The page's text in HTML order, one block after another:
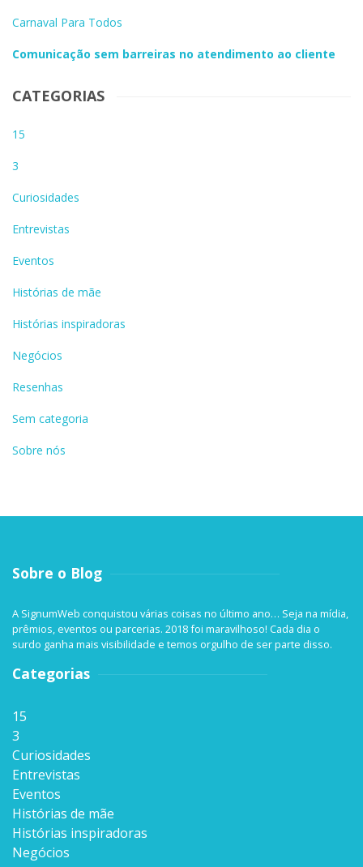
Carnaval Para Todos
Comunicação sem barreiras no atendimento ao cliente
CATEGORIAS
15
3
Curiosidades
Entrevistas
Eventos
Histórias de mãe
Histórias inspiradoras
Negócios
Resenhas
Sem categoria
Sobre nós
Sobre o Blog
A SignumWeb conquistou várias coisas no último ano… Seja na mídia,
prêmios, eventos ou parcerias. 2018 foi maravilhoso! Cada dia o
surdo ganha mais visibilidade e temos orgulho de ser parte disso.
Categorias
15
3
Curiosidades
Entrevistas
Eventos
Histórias de mãe
Histórias inspiradoras
Negócios